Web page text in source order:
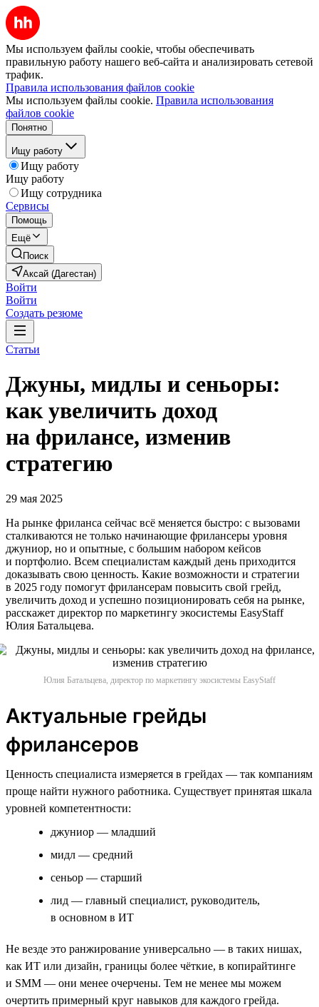
Мы используем файлы cookie, чтобы обеспечивать
правильную работу нашего веб-сайта и анализировать сетевой
трафик.
Правила использования файлов cookie
Мы используем файлы cookie. Правила использования
файлов cookie
Понятно
Ищу работу
Ищу работу
Ищу работу
Ищу сотрудника
Сервисы
Помощь
Ещё
Поиск
Аксай (Дагестан)
Войти
Войти
Создать резюме
Статьи
Джуны, мидлы и сеньоры:
как увеличить доход
на фрилансе, изменив
стратегию
29 мая 2025
На рынке фриланса сейчас всё меняется быстро: с вызовами
сталкиваются не только начинающие фрилансеры уровня
джуниор, но и опытные, с большим набором кейсов
и портфолио. Всем специалистам каждый день приходится
доказывать свою ценность. Какие возможности и стратегии
в 2025 году помогут фрилансерам повысить свой грейд,
увеличить доход и успешно позиционировать себя на рынке,
расскажет директор по маркетингу экосистемы EasyStaff
Юлия Батальцева.
Юлия Батальцева, директор по маркетингу экосистемы EasyStaff
Актуальные грейды
фрилансеров
Ценность специалиста измеряется в грейдах — так компаниям
проще найти нужного работника. Существует принятая шкала
уровней компетентности:
джуниор — младший
мидл — средний
сеньор — старший
лид — главный специалист, руководитель,
в основном в ИТ
Не везде это ранжирование универсально — в таких нишах,
как ИТ или дизайн, границы более чёткие, в копирайтинге
и SMM — они менее очерчены. Тем не менее мы можем
очертить примерный круг навыков для каждого грейда.